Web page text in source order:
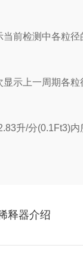
检测中各粒径
上一周期各粒
升/分(0.1Ft3)内
释器介绍